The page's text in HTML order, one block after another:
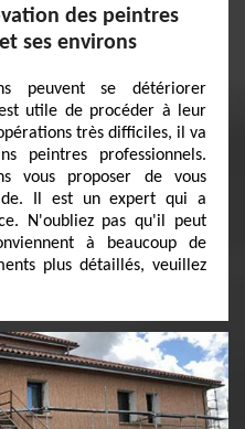
des peintres
ses environs
peuvent se détériorer
utile de procéder à leur
très difficiles, il va
peintres professionnels.
vous proposer de vous
Il est un expert qui a
N'oubliez pas qu'il peut
à beaucoup de
plus détaillés, veuillez